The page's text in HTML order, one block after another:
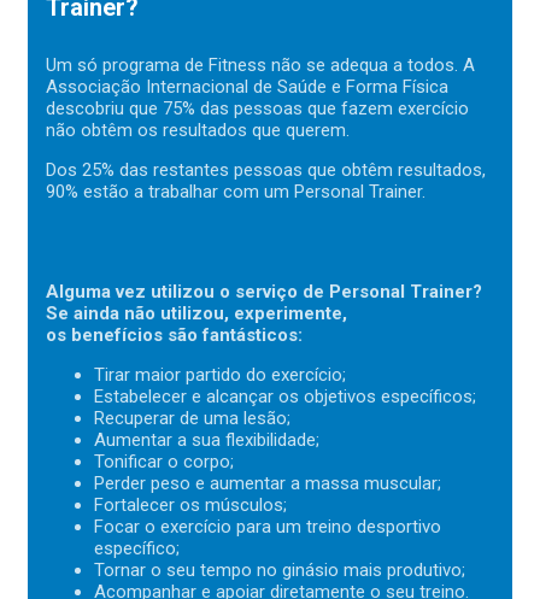
Trainer?
Um só programa de Fitness não se adequa a todos. A
Associação Internacional de Saúde e Forma Física
descobriu que 75% das pessoas que fazem exercício
não obtêm os resultados que querem.
Dos 25% das restantes pessoas que obtêm resultados,
90% estão a trabalhar com um Personal Trainer.
Alguma vez utilizou o serviço de Personal Trainer?
Se ainda não utilizou, experimente,
os benefícios são fantásticos:
Tirar maior partido do exercício;
Estabelecer e alcançar os objetivos específicos;
Recuperar de uma lesão;
Aumentar a sua flexibilidade;
Tonificar o corpo;
Perder peso e aumentar a massa muscular;
Fortalecer os músculos;
Focar o exercício para um treino desportivo
específico;
Tornar o seu tempo no ginásio mais produtivo;
Acompanhar e apoiar diretamente o seu treino.